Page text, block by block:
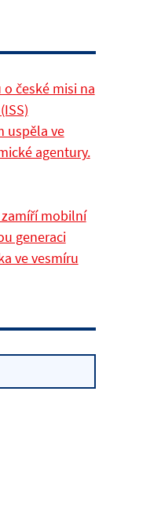
o české misi na
uspěla ve
agentury.
mobilní
generaci
ve vesmíru